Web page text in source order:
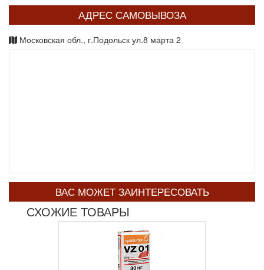
АДРЕС САМОВЫВОЗА
Московская обл., г.Подольск ул.8 марта 2
ВАС МОЖЕТ ЗАИНТЕРЕСОВАТЬ
СХОЖИЕ ТОВАРЫ